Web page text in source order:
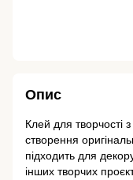
Опис
Клей для творчості
створення
підходить для
інших творчих